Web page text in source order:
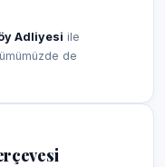
Adliyesi ile
de